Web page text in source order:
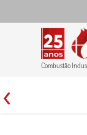
Combustão